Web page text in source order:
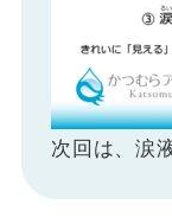
次回は、涙